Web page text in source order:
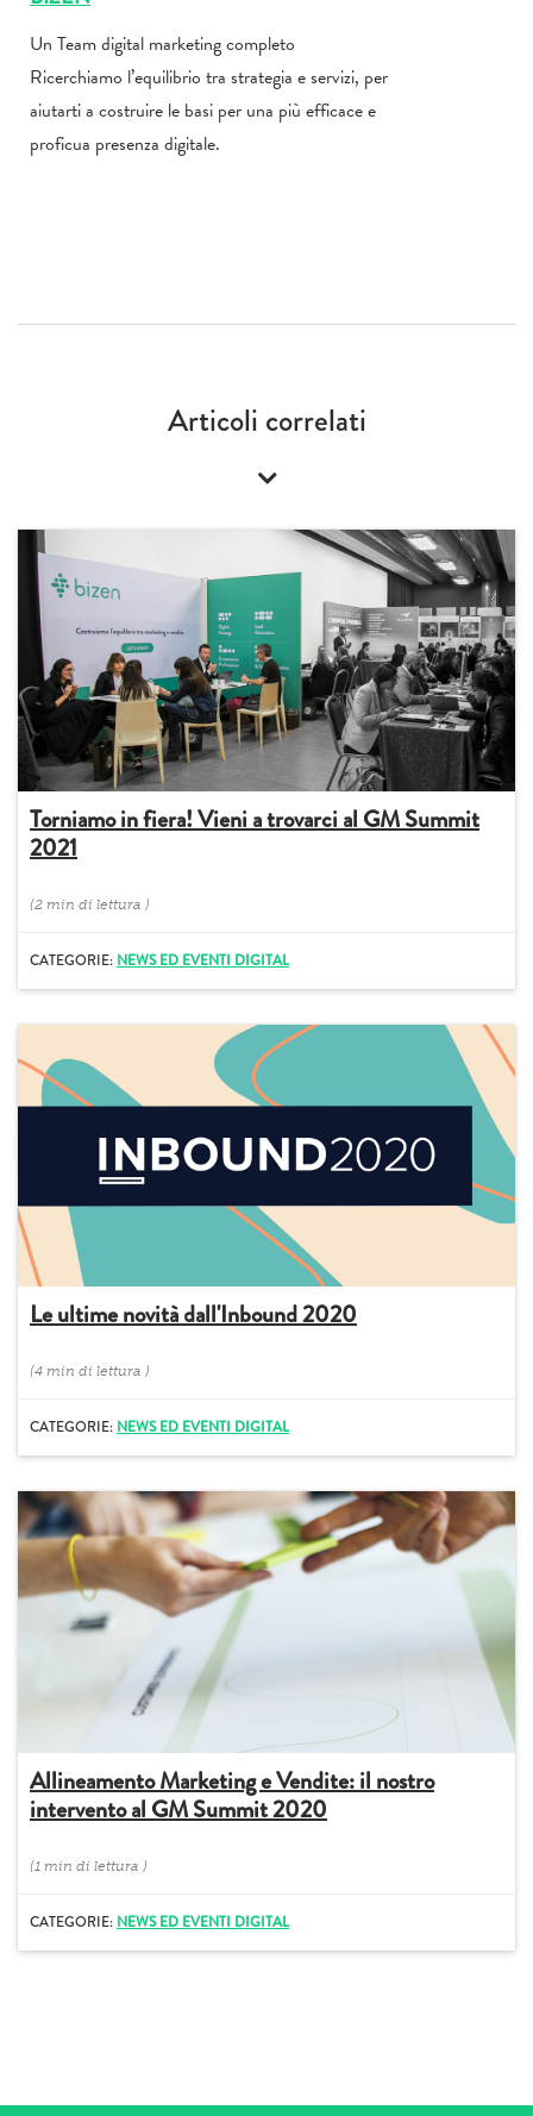
Un Team digital marketing completo
Ricerchiamo l’equilibrio tra strategia e servizi, per
aiutarti a costruire le basi per una più efficace e
proficua presenza digitale.
Articoli correlati
Torniamo in fiera! Vieni a trovarci al GM Summit
2021
(2 min di lettura )
CATEGORIE: NEWS ED EVENTI DIGITAL
Le ultime novità dall'Inbound 2020
(4 min di lettura )
CATEGORIE: NEWS ED EVENTI DIGITAL
Allineamento Marketing e Vendite: il nostro
intervento al GM Summit 2020
(1 min di lettura )
CATEGORIE: NEWS ED EVENTI DIGITAL